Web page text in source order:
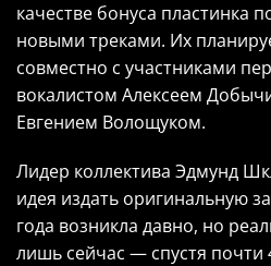
качестве бонуса пластинка
новыми треками. Их
совместно с участниками
вокалистом Алексеем
Евгением Волощуком.
Лидер коллектива Эдмунд
идея издать оригинальную
года возникла давно, но
лишь сейчас — спустя почти